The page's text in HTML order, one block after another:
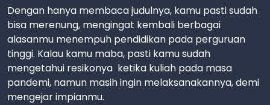
Dengan hanya membaca judulnya, kamu pasti sudah
bisa merenung, mengingat kembali berbagai
alasanmu menempuh pendidikan pada perguruan
tinggi. Kalau kamu maba, pasti kamu sudah
mengetahui resikonya ketika kuliah pada masa
pandemi, namun masih ingin melaksanakannya, demi
mengejar impianmu.